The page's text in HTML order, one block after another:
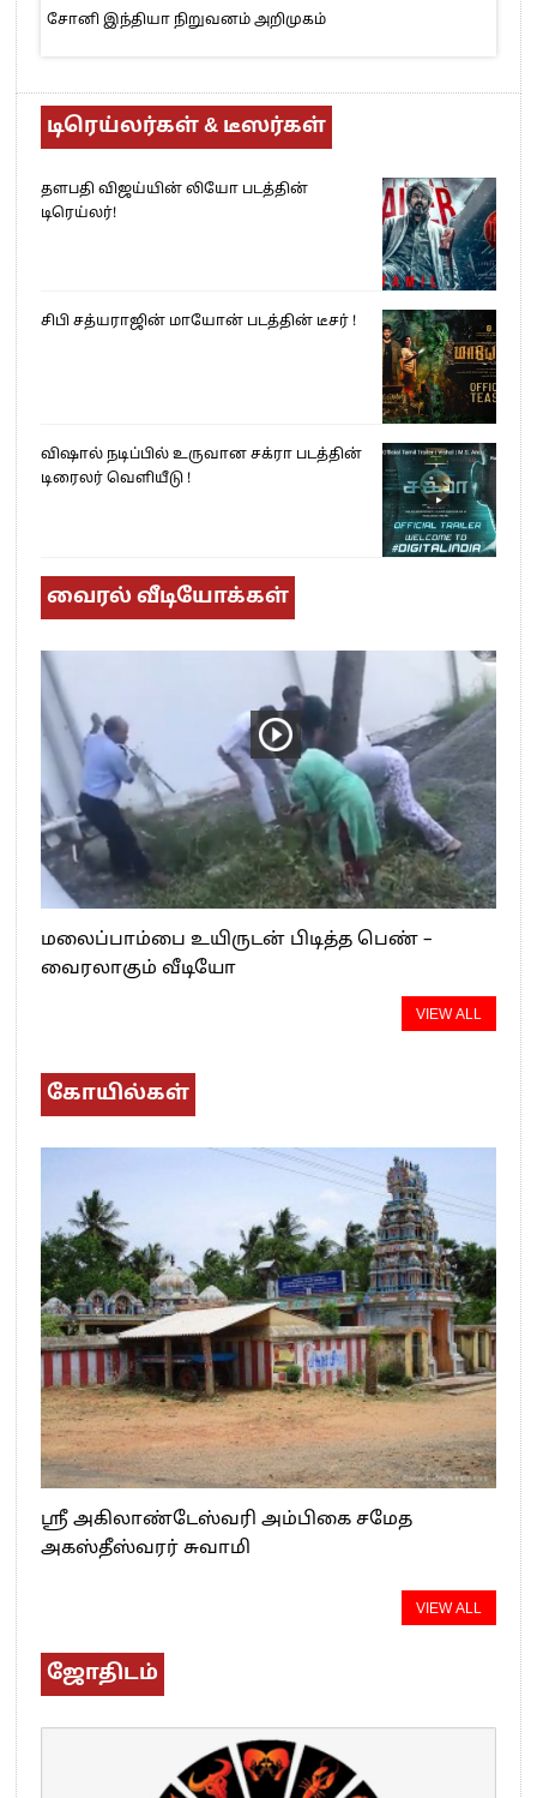
சோனி இந்தியா நிறுவனம் அறிமுகம்
டிரெய்லர்கள் & டீஸர்கள்
தளபதி விஜய்யின் லியோ படத்தின்
டிரெய்லர்!
சிபி சத்யராஜின் மாயோன் படத்தின் டீசர் !
விஷால் நடிப்பில் உருவான சக்ரா படத்தின்
டிரைலர் வெளியீடு !
வைரல் வீடியோக்கள்
மலைப்பாம்பை உயிருடன் பிடித்த பெண் –
வைரலாகும் வீடியோ
VIEW ALL
கோயில்கள்
ஸ்ரீ அகிலாண்டேஸ்வரி அம்பிகை சமேத
அகஸ்தீஸ்வரர் சுவாமி
VIEW ALL
ஜோதிடம்